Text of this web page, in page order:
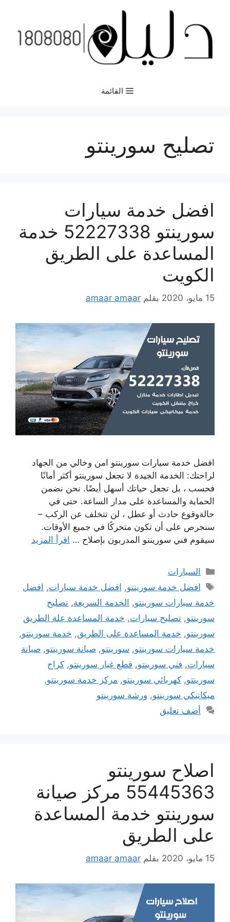
المحتوى
القائمة
تصليح سورينتو
افضل خدمة سيارات
سورينتو 52227338 خدمة
المساعدة على الطريق
الكويت
15 مايو، 2020 بقلم amaar amaar
افضل خدمة سيارات سورينتو امن وخالي من الجهاد
لراحتك: الخدمة الجيدة لا تجعل سورينتو أكثر أمانًا
فحسب ، بل تجعل حياتك أسهل أيضًا. نحن نضمن
الحماية والمساعدة على مدار الساعة. حتى في
حالةوقوع حادث أو عطل ، لن تتخلف عن الركب –
سنحرص على أن تكون متحركًا في جميع الأوقات.
سيقوم فني سورينتو المدربون بإصلاح … اقرأ المزيد
التصنيفات
السيارات
الوسوم
افضل خدمة سورينتو, افضل خدمة سيارات, افضل
خدمة سيارات سورينتو, الخدمة السريعة, تصليح
سورينتو, تصليح سيارات, خدمة المساعدة علة الطريق
سورينتو, خدمة المساعدة على الطريق, خدمة سورينتو,
خدمة سيارات سورينتو, سورينتو, صيانة سورينتو, صيانة
سيارات, فني سورينتو, قطع غيار سورينتو, كراج
سورينتو, كهربائي سورينتو, مركز خدمة سورينتو,
ميكانيكي سورينتو, ورشة سورينتو
أضف تعليق
اصلاح سورينتو
55445363 مركز صيانة
سورينتو خدمة المساعدة
على الطريق
15 مايو، 2020 بقلم amaar amaar